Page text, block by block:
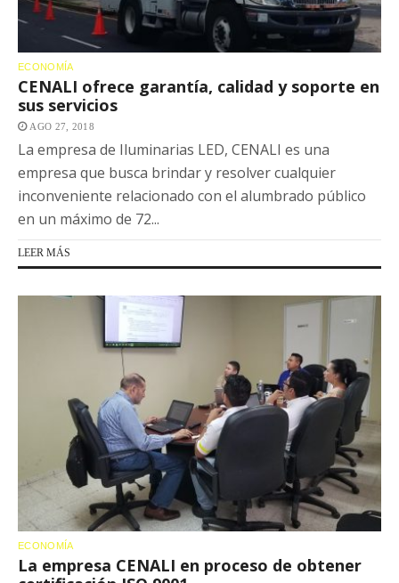
ECONOMÍA
CENALI ofrece garantía, calidad y soporte en
sus servicios
AGO 27, 2018
La empresa de Iluminarias LED, CENALI es una
empresa que busca brindar y resolver cualquier
inconveniente relacionado con el alumbrado público
en un máximo de 72...
LEER MÁS
ECONOMÍA
La empresa CENALI en proceso de obtener